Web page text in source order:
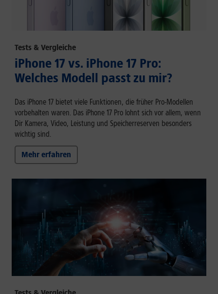
Tests & Vergleiche
iPhone 17 vs. iPhone 17 Pro:
Welches Modell passt zu mir?
Das iPhone 17 bietet viele Funktionen, die früher Pro-Modellen
vorbehalten waren. Das iPhone 17 Pro lohnt sich vor allem, wenn
Dir Kamera, Video, Leistung und Speicherreserven besonders
wichtig sind.
Mehr erfahren